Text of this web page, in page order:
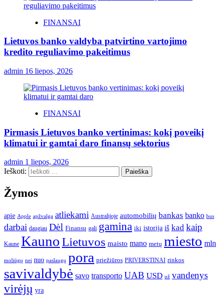
FINANSAI
Lietuvos banko valdyba patvirtino vartojimo
kredito reguliavimo pakeitimus
admin 16 liepos, 2026
FINANSAI
Pirmasis Lietuvos banko vertinimas: kokį poveikį
klimatui ir gamtai daro finansų sektorius
admin 1 liepos, 2026
Ieškoti:
Žymos
apie Apple apžvalga atliekami Australijoje automobilių bankas banko bus
darbai daugiau Dėl Finansų gali gamina iki istorija iš kad kaip
Kaune KaunoLietuvos maisto mano metų miesto mln
moliūgų nei nuo paslaugų pora priežiūros PRIVERSTINAI rinkos
savivaldybė savo transporto UAB USD už vandenys
virėjų yra